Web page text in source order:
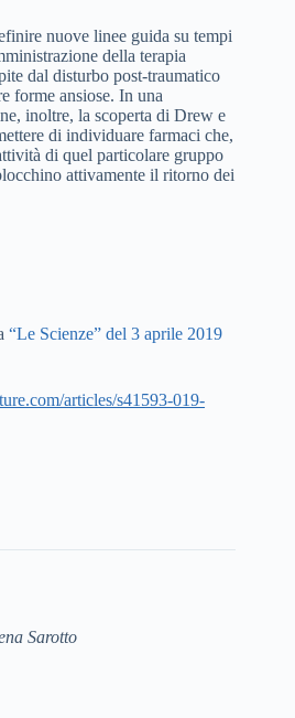
nuove linee guida su tempi
della terapia
dal disturbo post-traumatico
forme ansiose. In una
inoltre, la scoperta di Drew e
di individuare farmaci che,
di quel particolare gruppo
attivamente il ritorno dei
“Le Scienze” del 3 aprile 2019
articles/s41593-019-
Sarotto